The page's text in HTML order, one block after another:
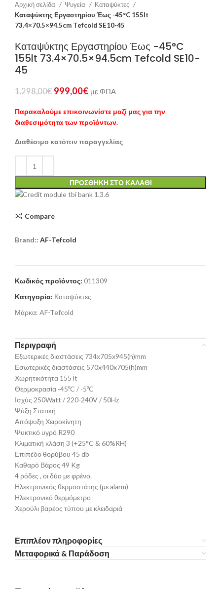
Αρχική σελίδα Ψυγεία
Καταψύκτες
Καταψύκτης Εργαστηρίου Έως -45°C 155lt
73.4×70.5×94.5cm Tefcold SE10-45
Καταψύκτης Εργαστηρίου Έως -45°C
155lt 73.4×70.5×94.5cm Tefcold SE10-
45
1.298,00€ 999,00€ με ΦΠΑ
Παρακαλούμε επικοινωνίστε μαζί μας για την
διαθεσιμότητα των προϊόντων.
Διαθέσιμο κατόπιν παραγγελίας
ΠΡΟΣΘΉΚΗ ΣΤΟ ΚΑΛΆΘΙ
Compare
Brand:: AF-Tefcold
Κωδικός προϊόντος: 011309
Κατηγορία: Καταψύκτες
Μάρκα: AF-Tefcold
Περιγραφή
Εξωτερικές διαστάσεις 734x705x945(h)mm
Εσωτερικές διαστάσεις 570x440x705(h)mm
Χωρητικότητα 155 lt
Θερμοκρασία -45ºC / -5ºC
Ισχύς 250Watt / 220-240V / 50Hz
Ψύξη Στατική
Απόψυξη Χειροκίνητη
Ψυκτικό υγρό R290
Κλιματική κλάση 3 (+25°C & 60%RH)
Επιπέδο θορύβου 45 db
Καθαρό Βάρος 49 Kg
4 ρόδες , οι δύο με φρένο.
Ηλεκτρονικός θερμοστάτης (με alarm)
Ηλεκτρονικό θερμόμετρο
Χερούλι βαρέος τύπου με κλειδαριά
Επιπλέον πληροφορίες
Μεταφορικά & Παράδοση